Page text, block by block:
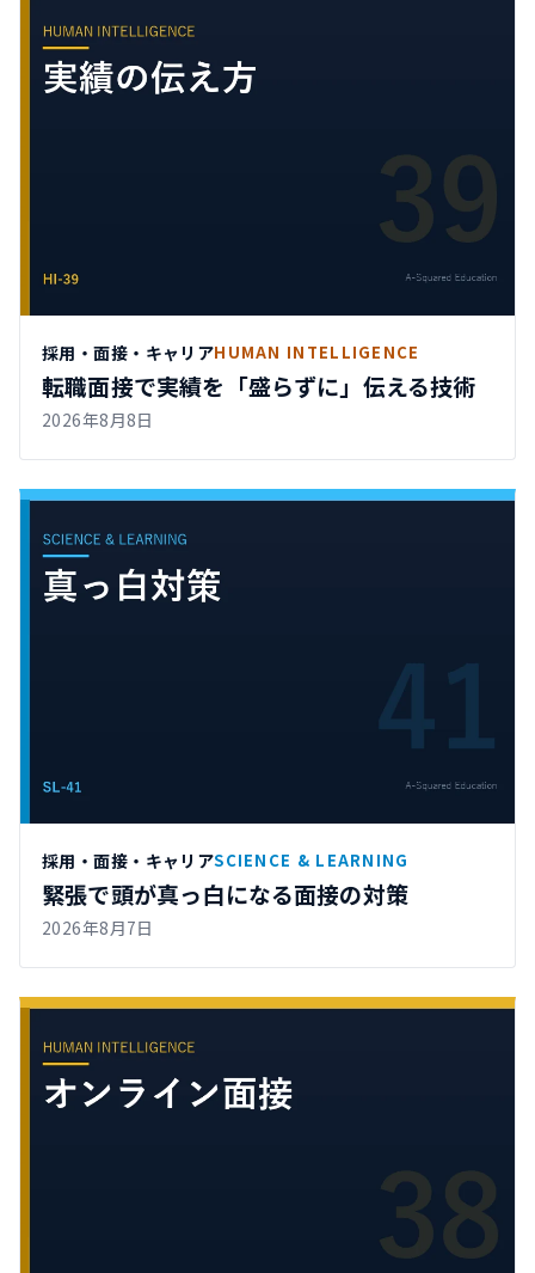
採用・面接・キャリアHUMAN INTELLIGENCE
転職面接で実績を「盛らずに」伝える技術
2026年8月8日
採用・面接・キャリアSCIENCE & LEARNING
緊張で頭が真っ白になる面接の対策
2026年8月7日